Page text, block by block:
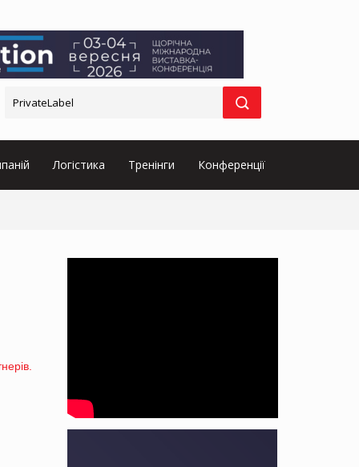
Логістика Тренінги Конференції